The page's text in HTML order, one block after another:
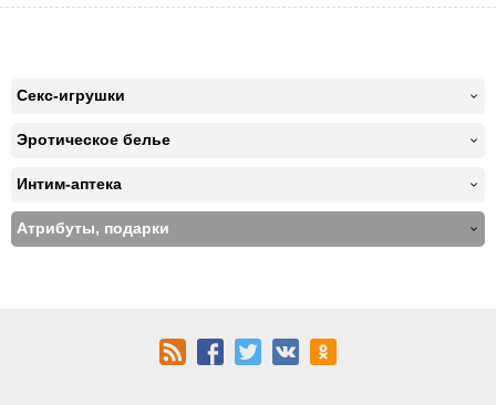
Секс-игрушки
Эротическое белье
Интим-аптека
Атрибуты, подарки